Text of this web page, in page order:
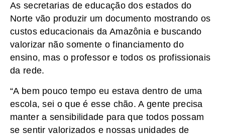
As secretarias de educação dos estados do
Norte vão produzir um documento mostrando os
custos educacionais da Amazônia e buscando
valorizar não somente o financiamento do
ensino, mas o professor e todos os profissionais
da rede.
“A bem pouco tempo eu estava dentro de uma
escola, sei o que é esse chão. A gente precisa
manter a sensibilidade para que todos possam
se sentir valorizados e nossas unidades de